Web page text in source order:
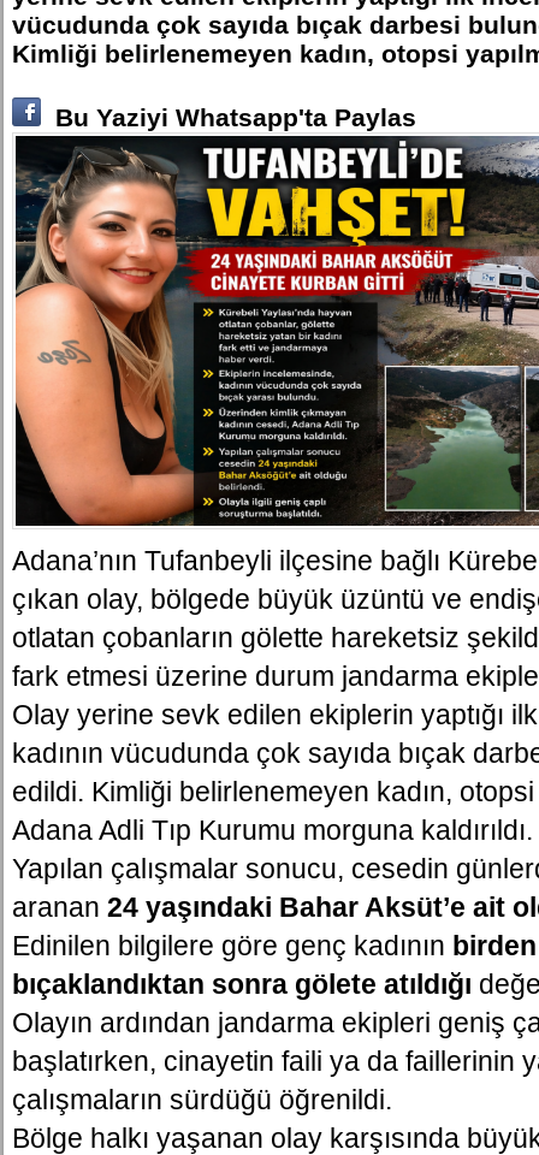
vücudunda çok sayıda bıçak darbesi
Kimliği belirlenemeyen kadın, otopsi
Bu Yaziyi Whatsapp'ta Paylas
Adana’nın Tufanbeyli ilçesine bağlı
çıkan olay, bölgede büyük üzüntü ve
otlatan çobanların gölette hareketsiz
fark etmesi üzerine durum jandarma
Olay yerine sevk edilen ekiplerin yaptığı
kadının vücudunda çok sayıda bıçak
edildi. Kimliği belirlenemeyen kadın,
Adana Adli Tıp Kurumu morguna kaldırıldı.
Yapılan çalışmalar sonucu, cesedin
aranan 24 yaşındaki Bahar Aksüt’e ait
Edinilen bilgilere göre genç kadının
bıçaklandıktan sonra gölete atıldığı
Olayın ardından jandarma ekipleri geniş
başlatırken, cinayetin faili ya da faillerinin
çalışmaların sürdüğü öğrenildi.
Bölge halkı yaşanan olay karşısında